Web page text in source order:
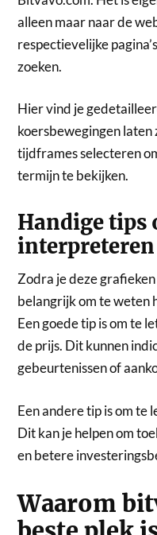
alleen maar naar de
respectievelijke
zoeken.
Hier vind je
koersbewegingen laten
tijdframes selecteren
termijn te bekijken.
Handige tips
interpreteren
Zodra je deze
belangrijk om te weten
Een goede tip is om te
de prijs. Dit kunnen
gebeurtenissen of
Een andere tip is om te
Dit kan je helpen om
en betere
Waarom